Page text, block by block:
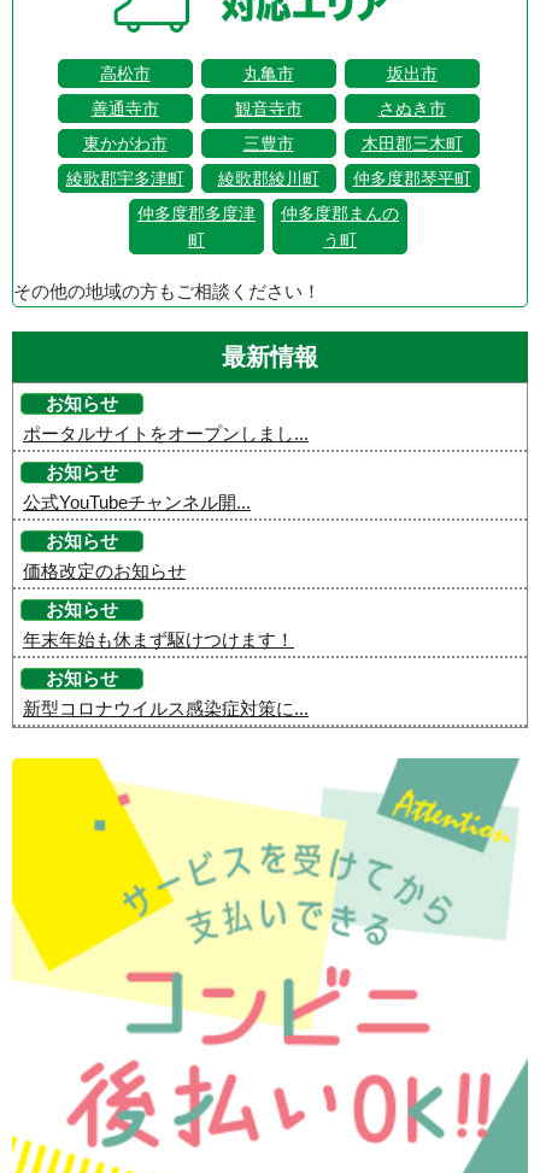
高松市 丸亀市
坂出市
善通寺市
観音寺市
さぬき市
東かがわ市
三豊市
木田郡三木町
綾歌郡宇多津町
綾歌郡綾川町
仲多度郡琴平町
仲多度郡多度津
町
仲多度郡まんの
う町
その他の地域の方もご相談ください！
最新情報
お知らせ
ポータルサイトをオープンしまし...
お知らせ
公式YouTubeチャンネル開...
お知らせ
価格改定のお知らせ
お知らせ
年末年始も休まず駆けつけます！
お知らせ
新型コロナウイルス感染症対策に...